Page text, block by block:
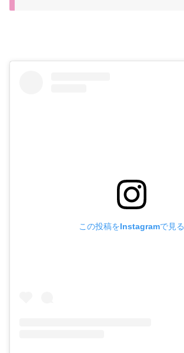
この投稿をInstagramで見る